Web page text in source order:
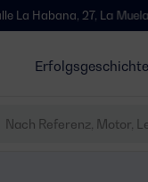
27, La Muela, Zaragoza.